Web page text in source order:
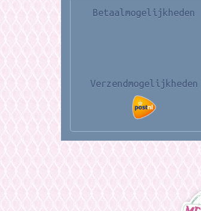
Betaalmogelijkheden
Verzendmogelijkheden